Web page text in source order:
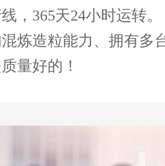
，365天24小时运转。
炼造粒能力、拥有多
量好的！